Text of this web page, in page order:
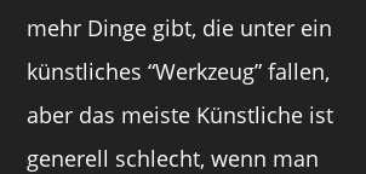
mehr Dinge gibt, die unter ein
künstliches “Werkzeug” fallen,
aber das meiste Künstliche ist
generell schlecht, wenn man